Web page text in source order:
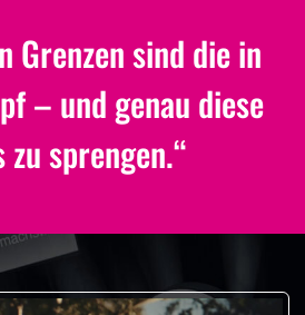
Grenzen sind die in
– und genau diese
sprengen.“